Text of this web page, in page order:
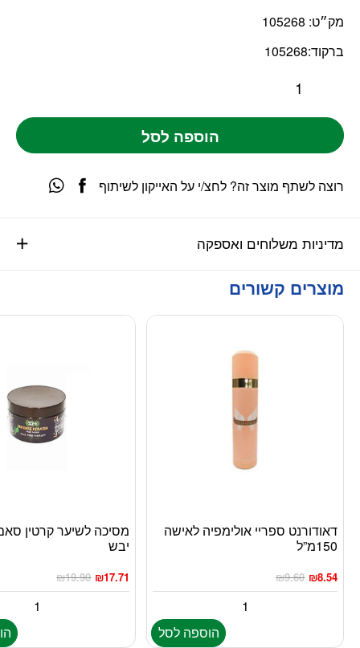
מק״ט: 105268
ברקוד:105268
הוספה לסל
מדיניות משלוחים ואספקה
רוצה לשתף מוצר זה? לחצ/י על האייקון לשיתוף
מוצרים קשורים
דאודורנט ספריי אולימפיה לאישה
150מ”ל
₪9.60 ₪8.54
הוספה לסל
מסיכה לשיער קרטין
יבש
₪19.90 ₪17.71